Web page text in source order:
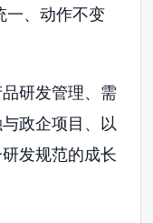
一、动作不变
研发管理、需
政企项目、以
发规范的成长